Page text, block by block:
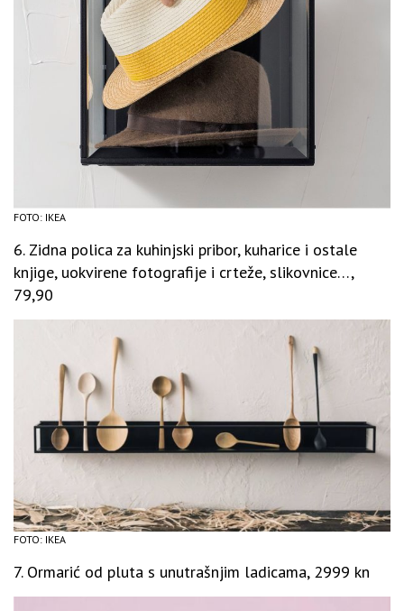
FOTO: IKEA
6. Zidna polica za kuhinjski pribor, kuharice i ostale
knjige, uokvirene fotografije i crteže, slikovnice…,
79,90
FOTO: IKEA
7. Ormarić od pluta s unutrašnjim ladicama, 2999 kn